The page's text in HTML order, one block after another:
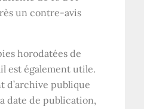
un contre-avis
horodatées de
est également utile.
d’archive publique
date de publication,